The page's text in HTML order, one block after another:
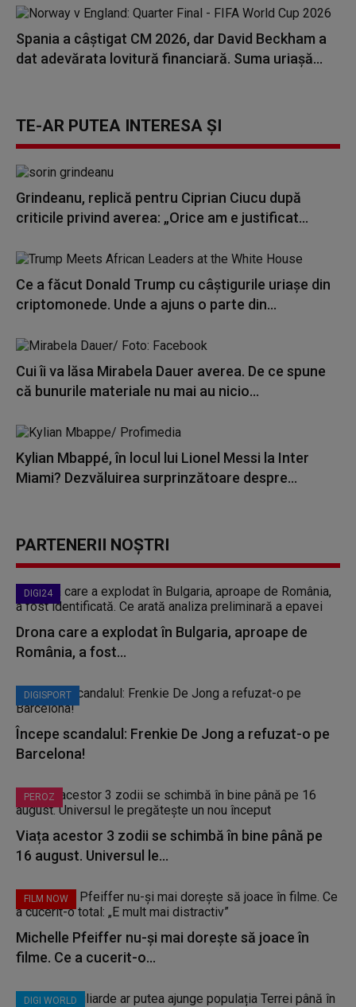
Spania a câștigat CM 2026, dar David Beckham a
dat adevărata lovitură financiară. Suma uriașă...
TE-AR PUTEA INTERESA ȘI
Grindeanu, replică pentru Ciprian Ciucu după
criticile privind averea: „Orice am e justificat...
Ce a făcut Donald Trump cu câștigurile uriașe din
criptomonede. Unde a ajuns o parte din...
Cui îi va lăsa Mirabela Dauer averea. De ce spune
că bunurile materiale nu mai au nicio...
Kylian Mbappé, în locul lui Lionel Messi la Inter
Miami? Dezvăluirea surprinzătoare despre...
PARTENERII NOȘTRI
DIGI24
Drona care a explodat în Bulgaria, aproape de
România, a fost...
DIGISPORT
Începe scandalul: Frenkie De Jong a refuzat-o pe
Barcelona!
PEROZ
Viața acestor 3 zodii se schimbă în bine până pe
16 august. Universul le...
FILM NOW
Michelle Pfeiffer nu-și mai dorește să joace în
filme. Ce a cucerit-o...
DIGI WORLD